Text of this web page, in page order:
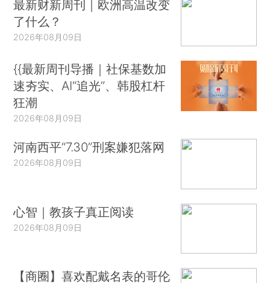
最新财新周刊｜欧洲高温改变
了什么？
2026年08月09日
{{最新周刊导播｜社保基数加
速夯实、AI“追光”、韩股杠杆
狂潮
2026年08月09日
河南西平“7.30”刑案嫌犯落网
2026年08月09日
心智｜教孩子真正阅读
2026年08月09日
【商圈】喜欢配戴名表的哥伦